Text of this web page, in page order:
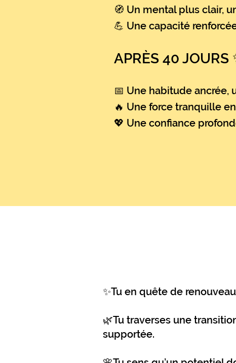
🧭 Un mental plus clair,
💪 Une capacité
APRÈS 40 JOURS
📅 Une habitude
🔥 Une force tranquille
💖 Une confiance
✨Tu en quête de
🌿Tu traverses une
supportée.